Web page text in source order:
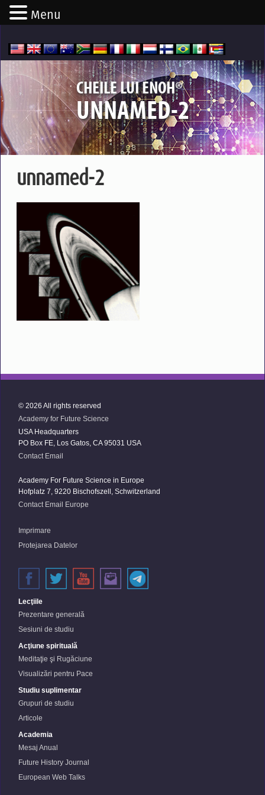
CHEILE LUI ENOH®
UNNAMED-2
unnamed-2
© 2026 All rights reserved
Academy for Future Science
USA Headquarters
PO Box FE, Los Gatos, CA 95031 USA
Contact Email
Academy For Future Science in Europe
Hofplatz 7, 9220 Bischofszell, Schwitzerland
Contact Email Europe
Imprimare
Protejarea Datelor
Lecţiile
Prezentare generală
Sesiuni de studiu
Acţiune spirituală
Meditaţie şi Rugăciune
Visualizări pentru Pace
Studiu suplimentar
Grupuri de studiu
Articole
Academia
Mesaj Anual
Future History Journal
European Web Talks
Menu